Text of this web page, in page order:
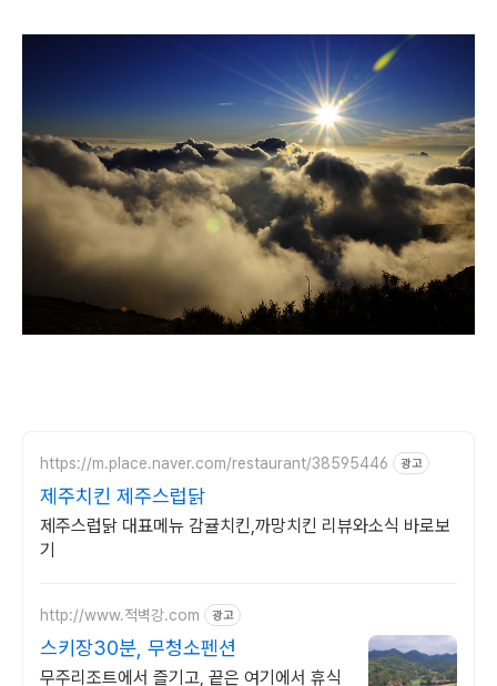
https://m.place.naver.com/restaurant/38595446 광고
제주치킨 제주스럽닭
제주스럽닭 대표메뉴 감귤치킨,까망치킨 리뷰와소식 바로보
기
http://www.적벽강.com 광고
스키장30분, 무청소펜션
무주리조트에서 즐기고, 끝은 여기에서 휴식